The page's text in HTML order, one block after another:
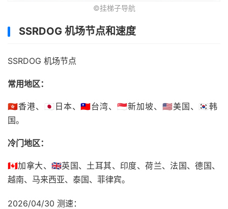
©挂梯子导航
SSRDOG 机场节点和速度
SSRDOG 机场节点
常用地区：
🇭🇰香港、🇯🇵日本、🇹🇼台湾、🇸🇬新加坡、🇺🇸美国、🇰🇷韩
国。
冷门地区：
🇨🇦加拿大、🇬🇧英国、土耳其、印度、荷兰、法国、德国、
越南、马来西亚、泰国、菲律宾。
2026/04/30 测速：